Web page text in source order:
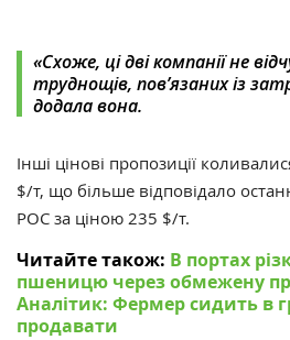
«Схоже, ці дві компанії не
труднощів, пов’язаних із
додала вона.
Інші цінові пропозиції
$/т, що більше відповідало
POC за ціною 235 $/т.
Читайте також: В портах
пшеницю через обмежену
Аналітик: Фермер сидить в
продавати